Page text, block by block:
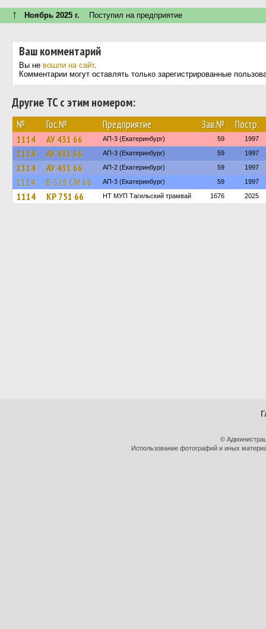
↑ Ноябрь 2025 г. Поступил на предприятие
Ваш комментарий
Вы не вошли на сайт.
Комментарии могут оставлять только зарегистрированные
Другие ТС с этим номером:
№ Гос.№ Предприятие Зав.№ Постр.
1114 АУ 431 66 АП-3 (Екатеринбург) 59 1997
1114 АУ 431 66 АП-3 (Екатеринбург) 59 1997
1114 АУ 431 66 АП-2 (Екатеринбург) 59 1997
1114 В 528 СМ 66 АП-3 (Екатеринбург) 59 1997
1114 КР 751 66 НТ МУП Тагильский трамвай 1676 2025
©
Использование фотографий и иных